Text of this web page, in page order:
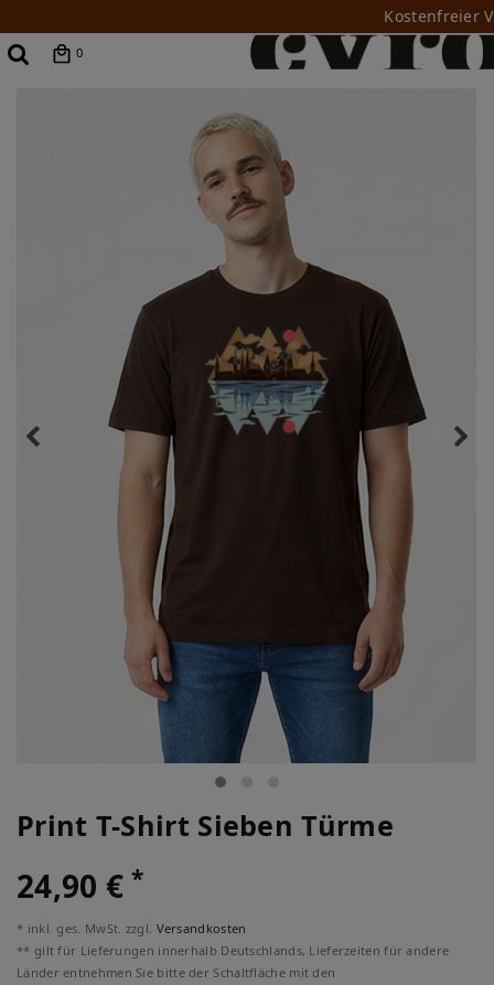
Kostenfreier
0
Print T-Shirt Sieben Türme
24,90 €*
* inkl. ges. MwSt. zzgl. Versandkosten
** gilt für Lieferungen innerhalb Deutschlands, Lieferzeiten für andere
Länder entnehmen Sie bitte der Schaltfläche mit den